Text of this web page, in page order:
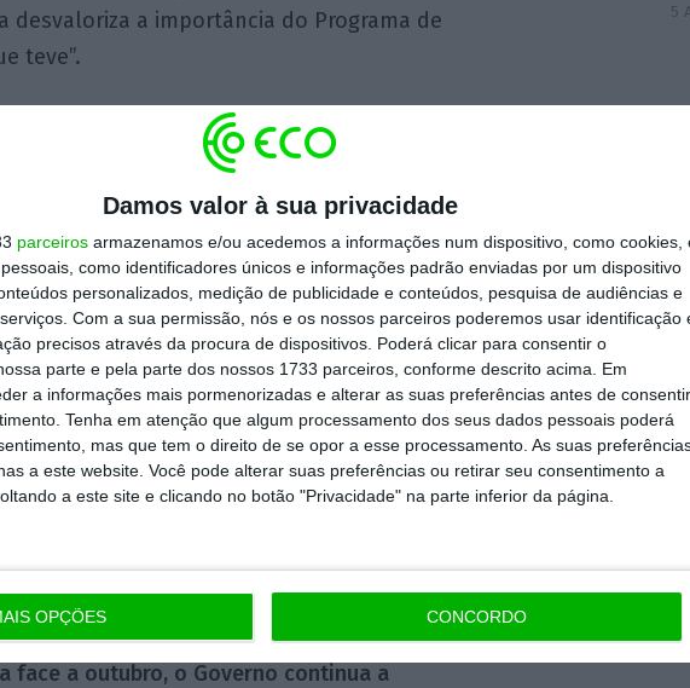
Damos valor à sua privacidade
parceiros armazenamos e/ou acedemos a informações num dispositivo, como cookies,
como identificadores únicos e informações padrão enviadas por um dispositivo
personalizados, medição de publicidade e conteúdos, pesquisa de audiências e
Com a sua permissão, nós e os nossos parceiros poderemos usar identificação
precisos através da procura de dispositivos. Poderá clicar para consentir o
parte e pela parte dos nossos 1733 parceiros, conforme descrito acima. Em
a informações mais pormenorizadas e alterar as suas preferências antes de consentir
Tenha em atenção que algum processamento dos seus dados pessoais poderá
mas que tem o direito de se opor a esse processamento. As suas
a este website. Você pode alterar suas preferências ou retirar seu consentimento a
a este site e clicando no botão "Privacidade" na parte inferior da página.
OPÇÕES CONCORDO
a importância do Programa de
teve”.
do Estado para o ano seguinte
serve também para o país assumir
mais crescimento
alta a meta de crescimento económico para
para uma taxa de crescimento do PIB de
agora apontam para uma subida de 2,3%,
de Portugalfez a 28 de março.
com a meta de outubro aponta para
na taxa de crescimento do PIB a
uma décima.
face a outubro, o Governo continua a
5